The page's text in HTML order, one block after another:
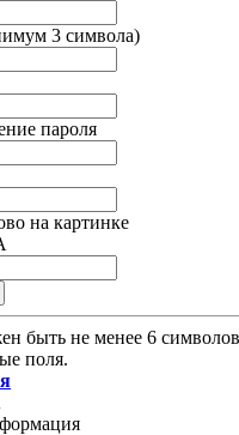
3 символа)
пароля
на картинке
быть не менее 6
поля.